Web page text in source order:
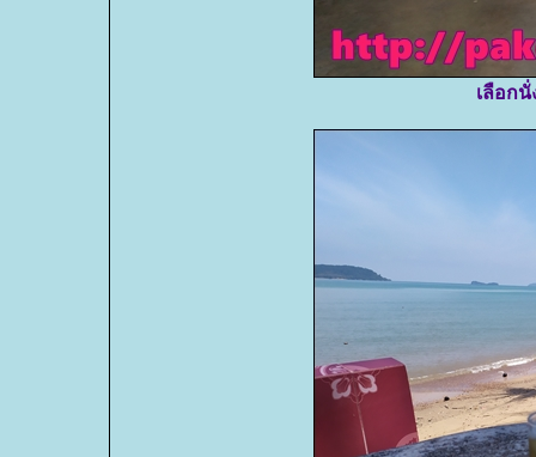
เลือก